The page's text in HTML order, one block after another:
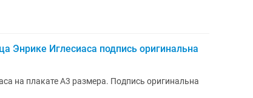
Энрике Иглесиаса подпись оригинальна
на плакате А3 размера. Подпись оригинальна